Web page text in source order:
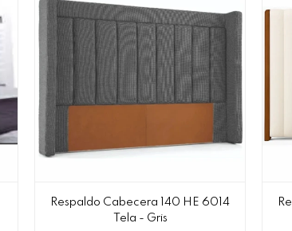
Respaldo Cabecera 140 HE 6014
Tela - Gris